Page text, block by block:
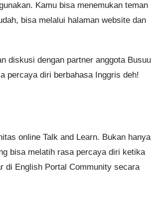
Kamu bisa menemukan teman
bisa melalui halaman website dan
diskusi dengan partner anggota Busuu
percaya diri berbahasa Inggris deh!
online Talk and Learn. Bukan hanya
bisa melatih rasa percaya diri ketika
di English Portal Community secara